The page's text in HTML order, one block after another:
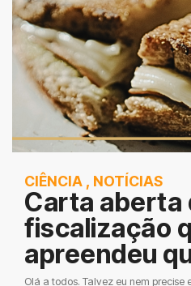
CIÊNCIA , NOTÍCIAS
Carta aberta
fiscalização
apreendeu
Olá a todos. Talvez eu nem precise